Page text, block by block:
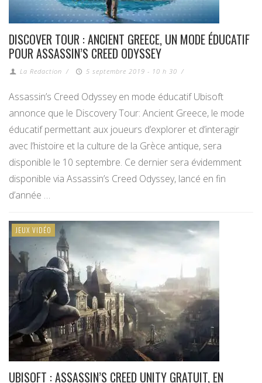
DISCOVER TOUR : ANCIENT GREECE, UN MODE ÉDUCATIF
POUR ASSASSIN’S CREED ODYSSEY
La Redaction / 5 septembre 2019 - 10 h 30 /
Assassin’s Creed Odyssey en mode éducatif Ubisoft
annonce que le Discovery Tour: Ancient Greece, le mode
éducatif permettant aux joueurs d’explorer et d’interagir
avec l’histoire et la culture de la Grèce antique, sera
disponible le 10 septembre. Ce dernier sera évidemment
disponible via Assassin’s Creed Odyssey, lancé en fin
d’année …
JEUX VIDÉO
UBISOFT : ASSASSIN’S CREED UNITY GRATUIT, EN